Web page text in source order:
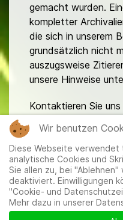
gemacht wurden.
kompletter
die sich in unserem
grundsätzlich nicht
auszugsweise
unsere Hinweise
Kontaktieren Sie uns
Mitglieder|Impressum|
Wir benutzen
Diese Webseite
analytische Cookies und
Sie allen zu, bei
deaktiviert. Einwilligungen
"Cookie- und
Mehr dazu in unserer